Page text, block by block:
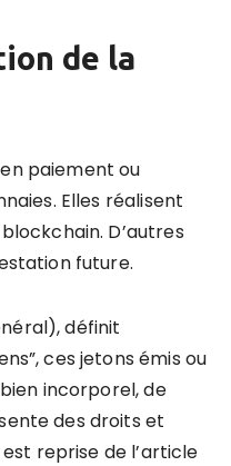
de la
paiement ou
Elles réalisent
D’autres
future.
définit
ces jetons émis ou
incorporel, de
des droits et
reprise de l’article